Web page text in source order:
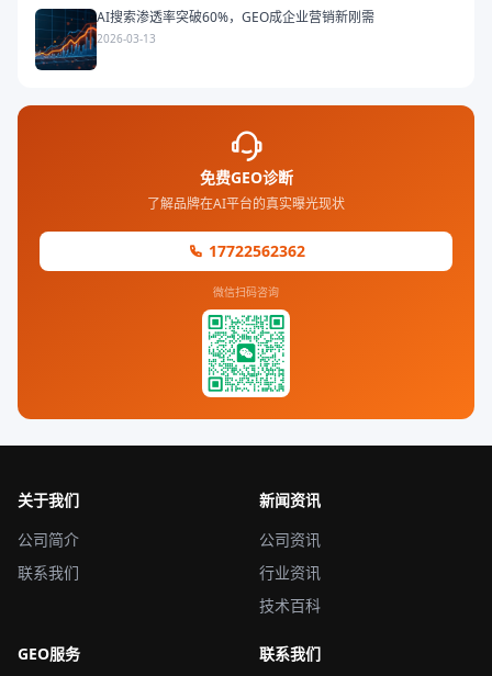
AI搜索渗透率突破60%，GEO成企业营销新刚需
2026-03-13
免费GEO诊断
了解品牌在AI平台的真实曝光现状
17722562362
微信扫码咨询
关于我们
公司简介
联系我们
新闻资讯
公司资讯
行业资讯
技术百科
GEO服务
联系我们